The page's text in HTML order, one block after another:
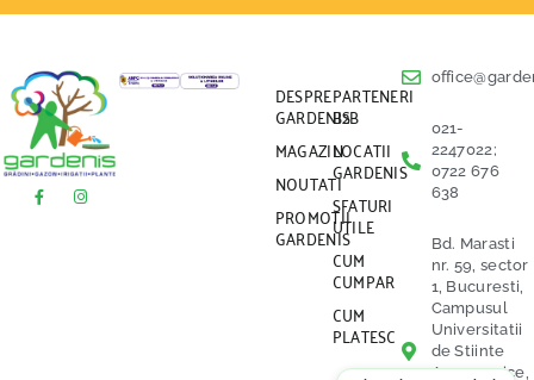
DESPRE
GARDENIS
MAGAZIN
NOUTATI
PROMOTII
GARDENIS
PARTENERI
B2B
LOCATII
GARDENIS
SFATURI
UTILE
CUM
CUMPAR
CUM
PLATESC
021-
2247022;
0722 676
638
Bd. Marasti
nr. 59, sector
1, Bucuresti,
Campusul
Universitatii
de Stiinte
Agronomice,